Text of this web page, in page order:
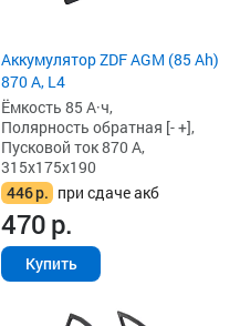
Аккумулятор ZDF AGM (85 Ah)
870 А, L4
Ёмкость 85 А·ч,
Полярность обратная [- +],
Пусковой ток 870 А,
315x175x190
446р. при сдаче акб
470р.
Купить